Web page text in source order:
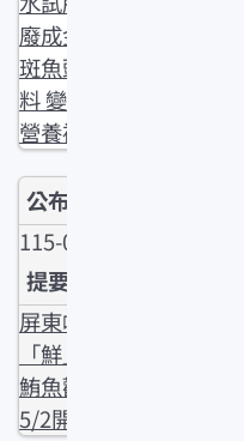
廢成金」石
斑魚頭下腳
料 變身機能
營養補充品
115-04-28
屏東嚐
「鮮」去 黑
鮪魚觀光季
5/2開鑼